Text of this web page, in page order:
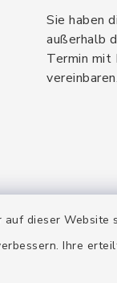
dieser
Ihre
Sie haben
außerhalb
Termin mit